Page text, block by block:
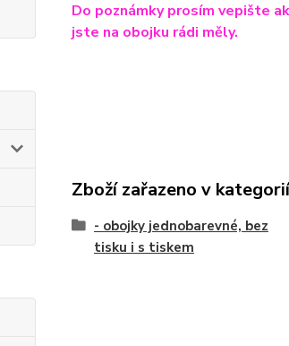
Do poznámky prosím vepište
jste na obojku rádi měly.
Zboží zařazeno v
- obojky jednobarevné, bez
tisku i s tiskem